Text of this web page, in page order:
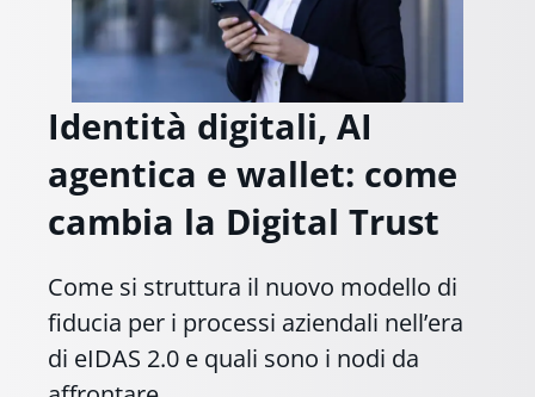
Identità digitali, AI
agentica e wallet: come
cambia la Digital Trust
Come si struttura il nuovo modello di
fiducia per i processi aziendali nell’era
di eIDAS 2.0 e quali sono i nodi da